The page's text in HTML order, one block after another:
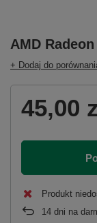
AMD
+ Dodaj do
45,00
Produkt
14 dni na